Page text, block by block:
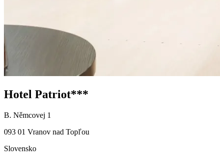
Hotel Patriot***
B. Němcovej 1
093 01 Vranov nad Topľou
Slovensko